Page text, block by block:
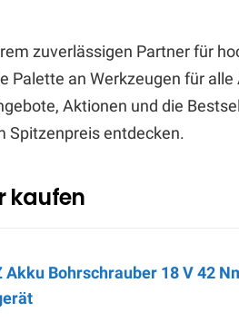
zuverlässigen Partner für
Palette an Werkzeugen für
Aktionen und die
Spitzenpreis entdecken.
kaufen
Akku Bohrschrauber 18 V 42